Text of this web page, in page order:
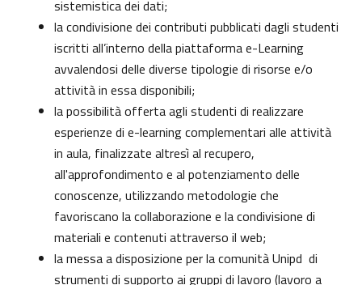
sistemistica dei dati;
la condivisione dei contributi pubblicati dagli studenti
iscritti all’interno della piattaforma e-Learning
avvalendosi delle diverse tipologie di risorse e/o
attività in essa disponibili;
la possibilità offerta agli studenti di realizzare
esperienze di e-learning complementari alle attività
in aula, finalizzate altresì al recupero,
all'approfondimento e al potenziamento delle
conoscenze, utilizzando metodologie che
favoriscano la collaborazione e la condivisione di
materiali e contenuti attraverso il web;
la messa a disposizione per la comunità Unipd di
strumenti di supporto ai gruppi di lavoro (lavoro a